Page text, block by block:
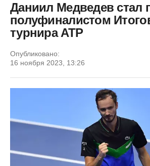
Даниил Медведев стал
полуфиналистом
турнира ATP
Опубликовано:
16 ноября 2023, 13:26